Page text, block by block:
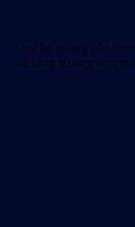
Loại bỏ quảng cáo
để tăng trưởng doanh